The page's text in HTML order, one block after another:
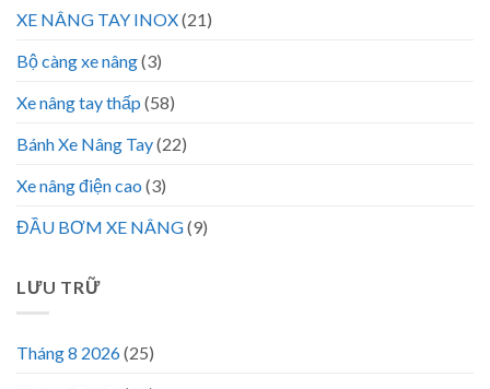
XE NÂNG TAY INOX(21)
Bộ càng xe nâng(3)
Xe nâng tay thấp (58)
Bánh Xe Nâng Tay(22)
Xe nâng điện cao (3)
ĐẦU BƠM XE NÂNG(9)
LƯU TRỮ
Tháng 8 2026(25)